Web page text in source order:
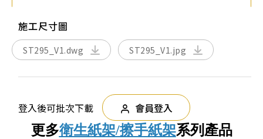
施工尺寸圖
ST295_V1.dwg ST295_V1.jpg
登入後可批次下載 會員登入
更多衛生紙架/擦手紙架系列產品